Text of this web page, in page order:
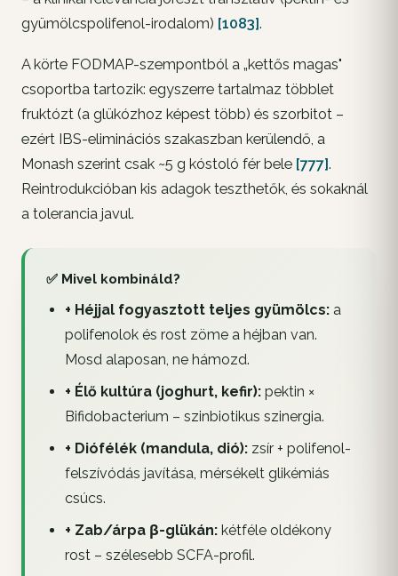
gyümölcspolifenol-irodalom) [1083].
A körte FODMAP-szempontból a „kettős magas"
csoportba tartozik: egyszerre tartalmaz többlet
fruktózt (a glükózhoz képest több) és szorbitot –
ezért IBS-eliminációs szakaszban kerülendő, a
Monash szerint csak ~5 g kóstoló fér bele [777].
Reintrodukcióban kis adagok teszthetők, és sokaknál
a tolerancia javul.
✅ Mivel kombináld?
+ Héjjal fogyasztott teljes gyümölcs:a
polifenolok és rost zöme a héjban van.
Mosd alaposan, ne hámozd.
+ Élő kultúra (joghurt, kefir):pektin ×
Bifidobacterium – szinbiotikus szinergia.
+ Diófélék (mandula, dió):zsír + polifenol-
felszívódás javítása, mérsékelt glikémiás
csúcs.
+ Zab/árpa β-glükán:kétféle oldékony
rost – szélesebb SCFA-profil.